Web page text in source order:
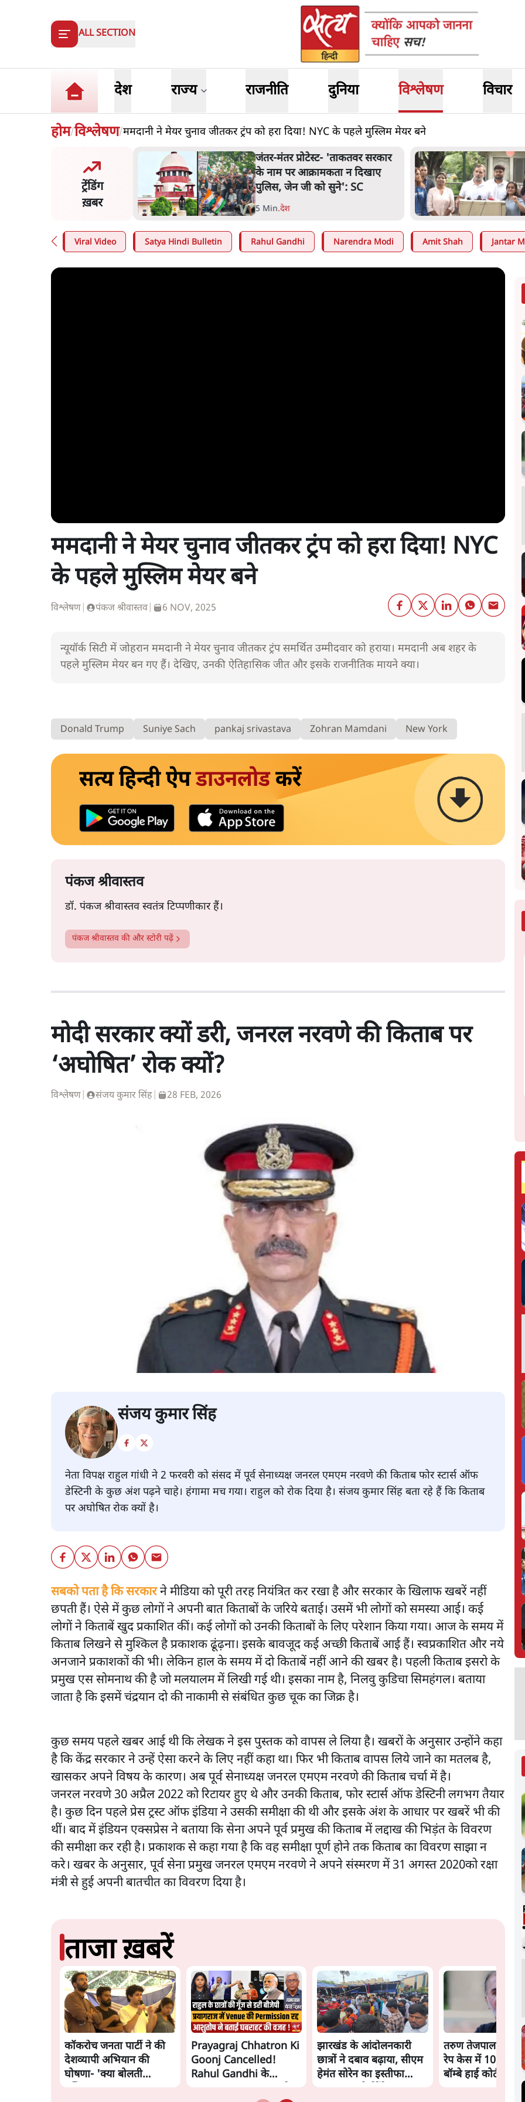
ALL SECTION
देश राज्य राजनीति दुनिया विश्लेषण विचार
होम/विश्लेषण/ममदानी ने मेयर चुनाव जीतकर ट्रंप को हरा दिया! NYC के पहले मुस्लिम मेयर बने
ट्रेंडिंग
ख़बर
समिति-मेटा की बैठकः मार्क
ने भारत सरकार से माफी
जंतर-मंतर प्रोटेस्ट- 'ताकतवर सरकार
के नाम पर आक्रामकता न दिखाए
पुलिस, जेन जी को सुने': SC
5 Min.देश
Viral Video Satya Hindi Bulletin Rahul Gandhi Narendra Modi Amit Shah Jantar
ममदानी ने मेयर चुनाव जीतकर ट्रंप को हरा दिया! NYC
के पहले मुस्लिम मेयर बने
विश्लेषण| पंकज श्रीवास्तव| 6 NOV, 2025
न्यूयॉर्क सिटी में जोहरान ममदानी ने मेयर चुनाव जीतकर ट्रंप समर्थित उम्मीदवार को हराया। ममदानी अब शहर के
पहले मुस्लिम मेयर बन गए हैं। देखिए, उनकी ऐतिहासिक जीत और इसके राजनीतिक मायने क्या।
Donald Trump Suniye Sach pankaj srivastava Zohran Mamdani New York
सत्य हिन्दी ऐपडाउनलोडकरें
पंकज श्रीवास्तव
डॉ. पंकज श्रीवास्तव स्वतंत्र टिप्पणीकार हैं।
पंकज श्रीवास्तव की और स्टोरी पढ़ें
मोदी सरकार क्यों डरी, जनरल नरवणे की किताब पर
‘अघोषित’ रोक क्यों?
विश्लेषण संजय कुमार सिंह 28 FEB, 2026
संजय कुमार सिंह
नेता विपक्ष राहुल गांधी ने 2 फरवरी को संसद में पूर्व सेनाध्यक्ष जनरल एमएम नरवणे की किताब फोर स्टार्स ऑफ
डेस्टिनी के कुछ अंश पढ़ने चाहे। हंगामा मच गया। राहुल को रोक दिया है। संजय कुमार सिंह बता रहे हैं कि किताब
पर अघोषित रोक क्यों है।
सबको पता है कि सरकारने मीडिया को पूरी तरह नियंत्रित कर रखा है और सरकार के खिलाफ खबरें नहीं
छपती हैं। ऐसे में कुछ लोगों ने अपनी बात किताबों के जरिये बताई। उसमें भी लोगों को समस्या आई। कई
लोगों ने किताबें खुद प्रकाशित कीं। कई लोगों को उनकी किताबों के लिए परेशान किया गया। आज के समय में
किताब लिखने से मुश्किल है प्रकाशक ढूंढ़ना। इसके बावजूद कई अच्छी किताबें आई हैं। स्वप्रकाशित और नये
अनजाने प्रकाशकों की भी। लेकिन हाल के समय में दो किताबें नहीं आने की खबर है। पहली किताब इसरो के
प्रमुख एस सोमनाथ की है जो मलयालम में लिखी गई थी। इसका नाम है, निलवु कुडिचा सिमहंगल। बताया
जाता है कि इसमें चंद्रयान दो की नाकामी से संबंधित कुछ चूक का जिक्र है।
कुछ समय पहले खबर आई थी कि लेखक ने इस पुस्तक को वापस ले लिया है। खबरों के अनुसार उन्होंने कहा
है कि केंद्र सरकार ने उन्हें ऐसा करने के लिए नहीं कहा था। फिर भी किताब वापस लिये जाने का मतलब है,
खासकर अपने विषय के कारण। अब पूर्व सेनाध्यक्ष जनरल एमएम नरवणे की किताब चर्चा में है।
जनरल नरवणे 30 अप्रैल 2022 को रिटायर हुए थे और उनकी किताब, फोर स्टार्स ऑफ डेस्टिनी लगभग तैयार
है। कुछ दिन पहले प्रेस ट्रस्ट ऑफ इंडिया ने उसकी समीक्षा की थी और इसके अंश के आधार पर खबरें भी की
थीं। बाद में इंडियन एक्सप्रेस ने बताया कि सेना अपने पूर्व प्रमुख की किताब में लद्दाख की भिड़ंत के विवरण
की समीक्षा कर रही है। प्रकाशक से कहा गया है कि वह समीक्षा पूर्ण होने तक किताब का विवरण साझा न
करे। खबर के अनुसार, पूर्व सेना प्रमुख जनरल एमएम नरवणे ने अपने संस्मरण में 31 अगस्त 2020को रक्षा
मंत्री से हुई अपनी बातचीत का विवरण दिया है।
ताजा ख़बरें
कॉकरोच जनता पार्टी ने की
देशव्यापी अभियान की
घोषणा- 'क्या बोलती
Prayagraj Chhatron Ki
Goonj Cancelled!
Rahul Gandhi के
झारखंड के आंदोलनकारी
छात्रों ने दबाव बढ़ाया, सीएम
हेमंत सोरेन का इस्तीफा
तरुण तेजपाल को
रेप केस में 10 साल
बॉम्बे हाई कोर्ट ने